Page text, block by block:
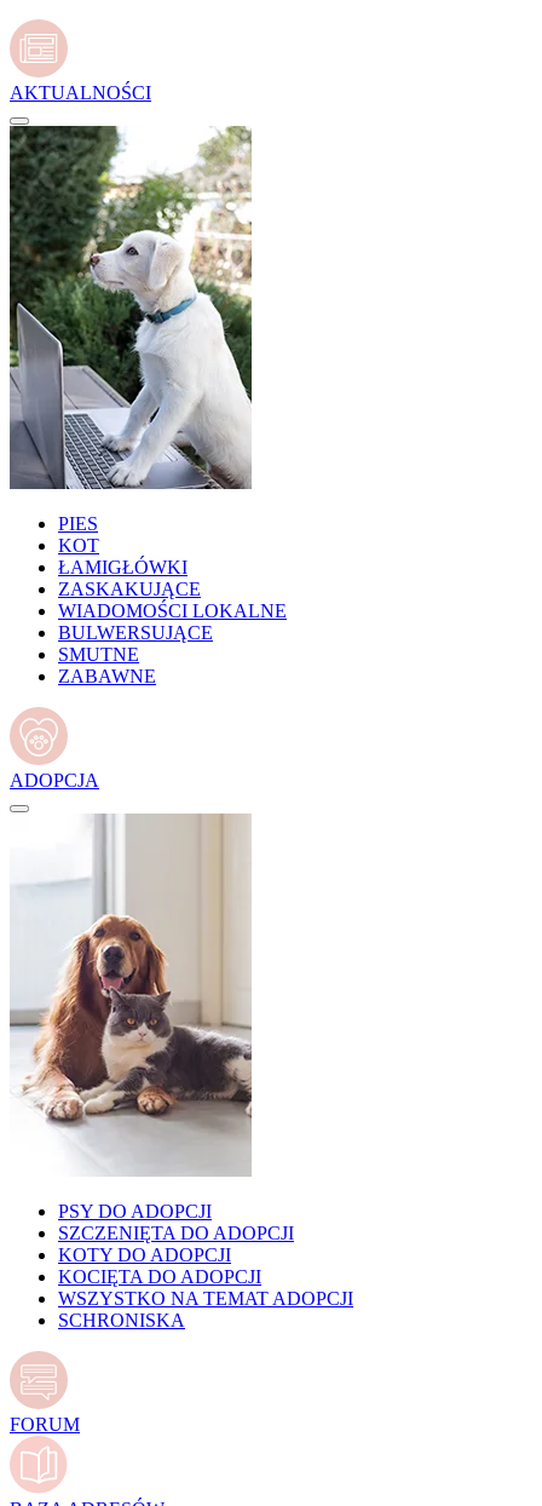
AKTUALNOŚCI
PIES
KOT
ŁAMIGŁÓWKI
ZASKAKUJĄCE
WIADOMOŚCI LOKALNE
BULWERSUJĄCE
SMUTNE
ZABAWNE
ADOPCJA
PSY DO ADOPCJI
SZCZENIĘTA DO ADOPCJI
KOTY DO ADOPCJI
KOCIĘTA DO ADOPCJI
WSZYSTKO NA TEMAT ADOPCJI
SCHRONISKA
FORUM